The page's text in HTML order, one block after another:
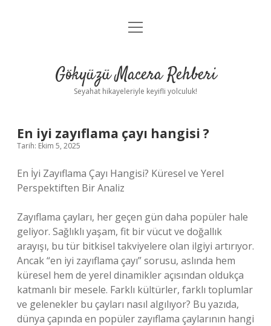
Anasayfa
Yasal Uyarı
menüyü
Gökyüzü Macera Rehberi
Seyahat hikayeleriyle keyifli yolculuk!
En iyi zayıflama çayı hangisi ?
Tarih: Ekim 5, 2025
En İyi Zayıflama Çayı Hangisi? Küresel ve Yerel
Perspektiften Bir Analiz
Zayıflama çayları, her geçen gün daha popüler hale
geliyor. Sağlıklı yaşam, fit bir vücut ve doğallık
arayışı, bu tür bitkisel takviyelere olan ilgiyi artırıyor.
Ancak “en iyi zayıflama çayı” sorusu, aslında hem
küresel hem de yerel dinamikler açısından oldukça
katmanlı bir mesele. Farklı kültürler, farklı toplumlar
ve gelenekler bu çayları nasıl algılıyor? Bu yazıda,
dünya çapında en popüler zayıflama çaylarının hangi